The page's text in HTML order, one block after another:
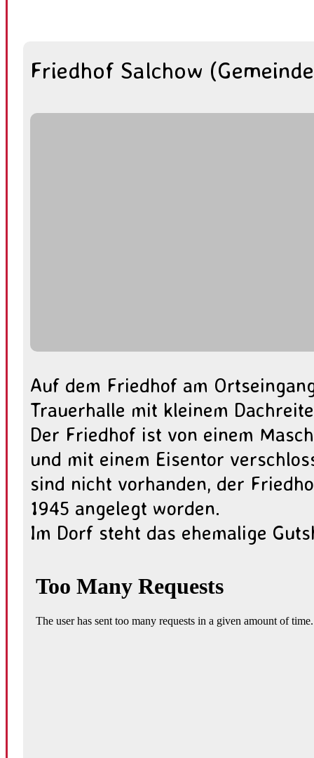
Friedhof Salchow
Auf dem Friedhof am
Trauerhalle mit kleinem
Der Friedhof ist von einem
und mit einem Eisentor
sind nicht vorhanden, der
1945 angelegt worden.
Im Dorf steht das ehemalige